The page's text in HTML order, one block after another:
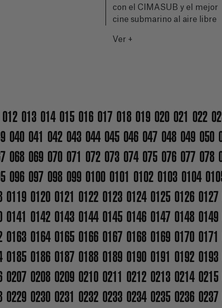
con el CIMASUB y el mejor
cine submarino al aire libre
Ver +
012 013 014 015 016 017 018 019 020 021 022
040 041 042 043 044 045 046 047 048 049 050
068 069 070 071 072 073 074 075 076 077 078
096 097 098 099 0100 0101 0102 0103 0104
0119 0120 0121 0122 0123 0124 0125 0126 0127
0141 0142 0143 0144 0145 0146 0147 0148 0149
0163 0164 0165 0166 0167 0168 0169 0170 0171
0185 0186 0187 0188 0189 0190 0191 0192 0193
0207 0208 0209 0210 0211 0212 0213 0214 0215
0229 0230 0231 0232 0233 0234 0235 0236 0237